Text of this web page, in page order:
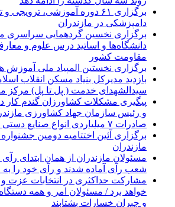
برگزاری ۶۱ دوره آموزشی،
دامپزشکی در مازندران
برگزاری نخسین گردهمایی سراسری
دانشگاه‌ها و اساتید درس علوم و
مقاومت کشور
برگزاری نخستین المپیاد ملی آموزش
بازدید مدیرکل بنیاد مسکن انقلاب
سیدالشهدای خدمت ( پل تا پل) مرکز
پیگیری مشکلات کشاورزان گندم
و رئیس سازمان جهاد کشاورزی
صادرات ۷ میلیاردی انواع صنایع دستی از مرکز مازندران
برگزاری آئین اختتامیه دومین
مازندران
مسئولان مازندران از همان ابتدای
شعب رآی آماده شدند و رآی خود را به
مشارکت حداکثری در انتخابات عزت و
خواهد برد / مسئولان امر و همه
و جبران خسارات بشتابند